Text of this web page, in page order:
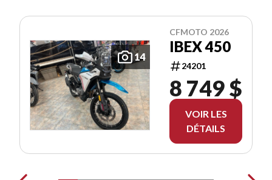
14
CFMOTO 2026
IBEX 450
24201
8 749 $
VOIR LES
DÉTAILS